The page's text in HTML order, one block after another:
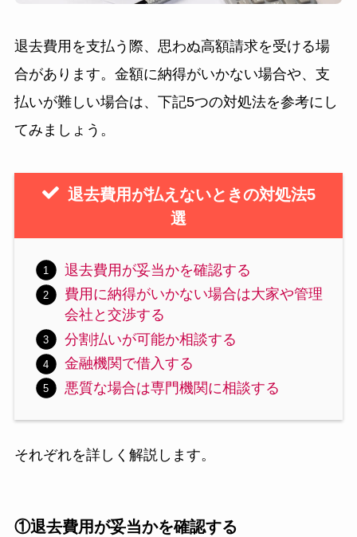
退去費用を支払う際、思わぬ高額請求を受ける場
合があります。金額に納得がいかない場合や、支
払いが難しい場合は、下記5つの対処法を参考にし
てみましょう。
退去費用が払えないときの対処法5
選
退去費用が妥当かを確認する
費用に納得がいかない場合は大家や管理
会社と交渉する
分割払いが可能か相談する
金融機関で借入する
悪質な場合は専門機関に相談する
それぞれを詳しく解説します。
①退去費用が妥当かを確認する